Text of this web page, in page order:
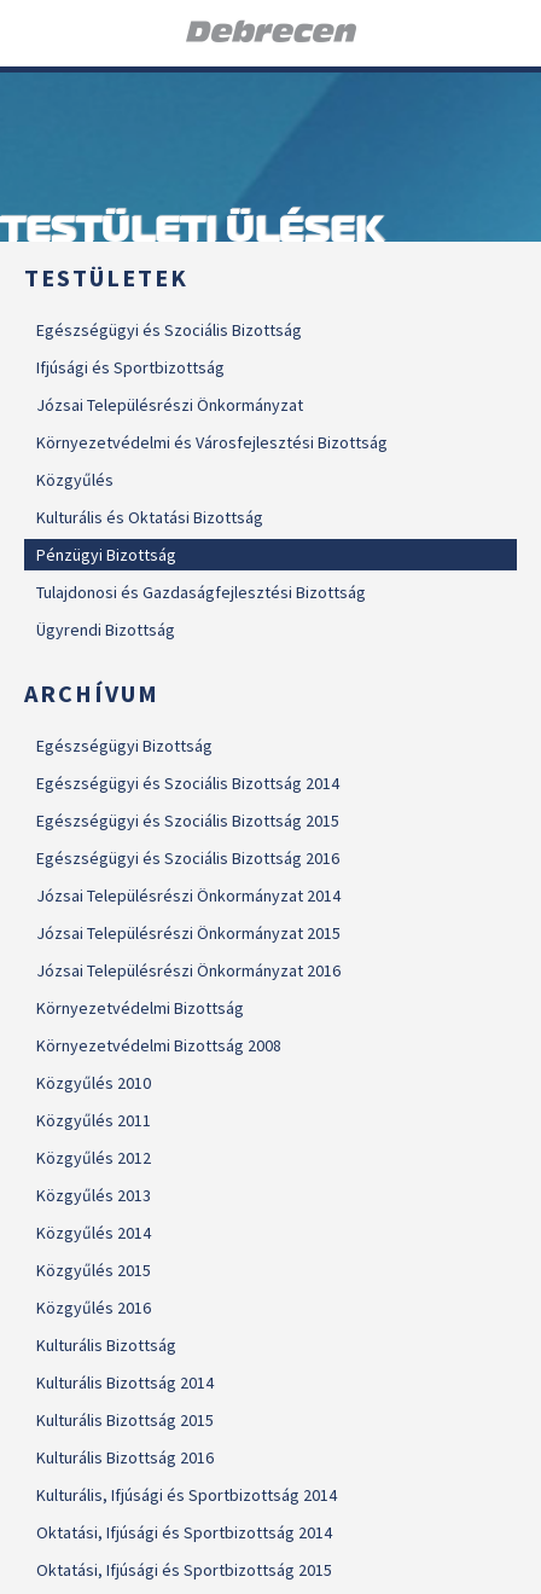
TESTÜLETI ÜLÉSEK
TESTÜLETEK
Egészségügyi és Szociális Bizottság
Ifjúsági és Sportbizottság
Józsai Településrészi Önkormányzat
Környezetvédelmi és Városfejlesztési Bizottság
Közgyűlés
Kulturális és Oktatási Bizottság
Pénzügyi Bizottság
Tulajdonosi és Gazdaságfejlesztési Bizottság
Ügyrendi Bizottság
ARCHÍVUM
Egészségügyi Bizottság
Egészségügyi és Szociális Bizottság 2014
Egészségügyi és Szociális Bizottság 2015
Egészségügyi és Szociális Bizottság 2016
Józsai Településrészi Önkormányzat 2014
Józsai Településrészi Önkormányzat 2015
Józsai Településrészi Önkormányzat 2016
Környezetvédelmi Bizottság
Környezetvédelmi Bizottság 2008
Közgyűlés 2010
Közgyűlés 2011
Közgyűlés 2012
Közgyűlés 2013
Közgyűlés 2014
Közgyűlés 2015
Közgyűlés 2016
Kulturális Bizottság
Kulturális Bizottság 2014
Kulturális Bizottság 2015
Kulturális Bizottság 2016
Kulturális, Ifjúsági és Sportbizottság 2014
Oktatási, Ifjúsági és Sportbizottság 2014
Oktatási, Ifjúsági és Sportbizottság 2015